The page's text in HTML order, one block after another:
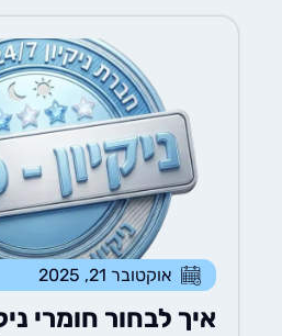
אוקטובר 21, 2025
איך לבחור חומרי ניקוי